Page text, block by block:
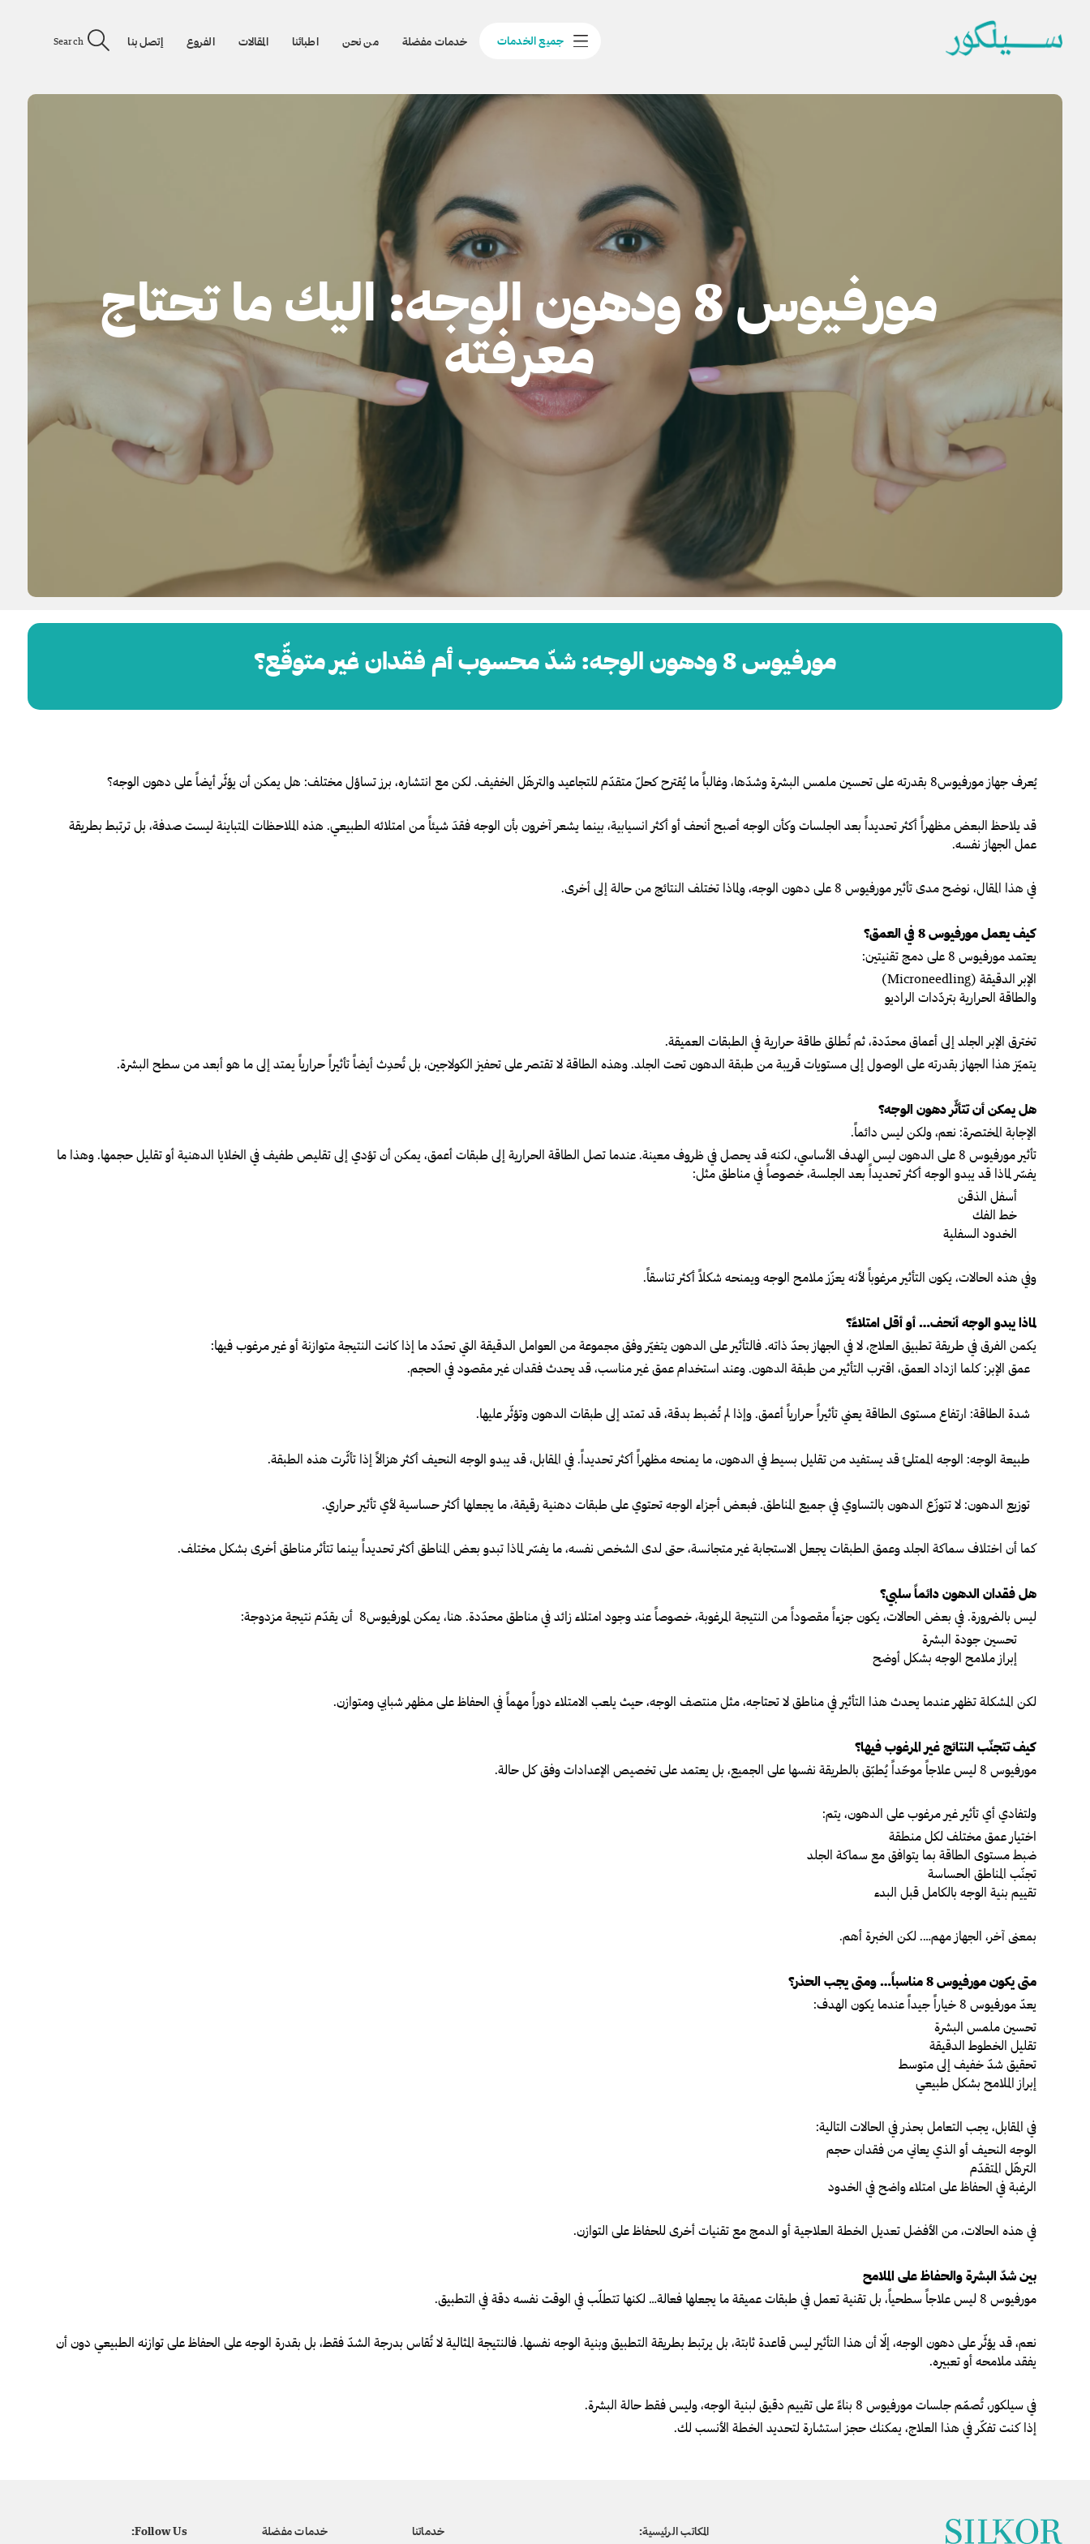
جميع الخدمات خدمات مفضلة من نحن اطبائنا المقالات الفروع إتصل بنا Search
مورفيوس 8 ودهون الوجه: اليك ما تحتاج
معرفته
مورفيوس 8 ودهون الوجه: شدّ محسوب أم فقدان غير متوقّع؟
يُعرف جهاز مورفيوس8 بقدرته على تحسين ملمس البشرة وشدّها، وغالباً ما يُقترح كحلّ متقدّم للتجاعيد والترهّل الخفيف. لكن مع انتشاره، برز تساؤل مختلف: هل يمكن أن يؤثّر أيضاً على دهون الوجه؟
قد يلاحظ البعض مظهراً أكثر تحديداً بعد الجلسات وكأن الوجه أصبح أنحف أو أكثر انسيابية، بينما يشعر آخرون بأن الوجه فقدَ شيئاً من امتلائه الطبيعي. هذه الملاحظات المتباينة ليست صدفة، بل ترتبط بطريقة
عمل الجهاز نفسه.
في هذا المقال، نوضح مدى تأثير مورفيوس 8 على دهون الوجه، ولماذا تختلف النتائج من حالة إلى أخرى.
كيف يعمل مورفيوس 8 في العمق؟
يعتمد مورفيوس 8 على دمج تقنيتين:
الإبر الدقيقة (Microneedling)
والطاقة الحرارية بتردّدات الراديو
تخترق الإبر الجلد إلى أعماق محدّدة، ثم تُطلق طاقة حرارية في الطبقات العميقة.
يتميّز هذا الجهاز بقدرته على الوصول إلى مستويات قريبة من طبقة الدهون تحت الجلد. وهذه الطاقة لا تقتصر على تحفيز الكولاجين، بل تُحدِث أيضاً تأثيراً حرارياً يمتد إلى ما هو أبعد من سطح البشرة.
هل يمكن أن تتأثّر دهون الوجه؟
الإجابة المختصرة: نعم، ولكن ليس دائماً.
تأثير مورفيوس 8 على الدهون ليس الهدف الأساسي، لكنه قد يحصل في ظروف معينة. عندما تصل الطاقة الحرارية إلى طبقات أعمق، يمكن أن تؤدي إلى تقليص طفيف في الخلايا الدهنية أو تقليل حجمها. وهذا ما
يفسّر لماذا قد يبدو الوجه أكثر تحديداً بعد الجلسة، خصوصاً في مناطق مثل:
أسفل الذقن
خط الفك
الخدود السفلية
وفي هذه الحالات، يكون التأثير مرغوباً لأنه يعزّز ملامح الوجه ويمنحه شكلاً أكثر تناسقاً.
لماذا يبدو الوجه أنحف… أو أقل امتلاءً؟
يكمن الفرق في طريقة تطبيق العلاج، لا في الجهاز بحدّ ذاته. فالتأثير على الدهون يتغيّر وفق مجموعة من العوامل الدقيقة التي تحدّد ما إذا كانت النتيجة متوازنة أو غير مرغوب فيها:
عمق الإبر:كلما ازداد العمق، اقترب التأثير من طبقة الدهون. وعند استخدام عمق غير مناسب، قد يحدث فقدان غير مقصود في الحجم.
شدة الطاقة: ارتفاع مستوى الطاقة يعني تأثيراً حرارياً أعمق. وإذا لم تُضبط بدقة، قد تمتد إلى طبقات الدهون وتؤثّر عليها.
طبيعة الوجه: الوجه الممتلئ قد يستفيد من تقليل بسيط في الدهون، ما يمنحه مظهراً أكثر تحديداً. في المقابل، قد يبدو الوجه النحيف أكثر هزالاً إذا تأثّرت هذه الطبقة.
توزيع الدهون: لا تتوزّع الدهون بالتساوي في جميع المناطق. فبعض أجزاء الوجه تحتوي على طبقات دهنية رقيقة، ما يجعلها أكثر حساسية لأي تأثير حراري.
كما أن اختلاف سماكة الجلد وعمق الطبقات يجعل الاستجابة غير متجانسة، حتى لدى الشخص نفسه، ما يفسّر لماذا تبدو بعض المناطق أكثر تحديداً بينما تتأثر مناطق أخرى بشكل مختلف.
هل فقدان الدهون دائماً سلبي؟
ليس بالضرورة. في بعض الحالات، يكون جزءاً مقصوداً من النتيجة المرغوبة، خصوصاً عند وجود امتلاء زائد في مناطق محدّدة. هنا، يمكن لمورفيوس8 أن يقدّم نتيجة مزدوجة:
تحسين جودة البشرة
إبراز ملامح الوجه بشكل أوضح
لكن المشكلة تظهر عندما يحدث هذا التأثير في مناطق لا تحتاجه، مثل منتصف الوجه، حيث يلعب الامتلاء دوراً مهماً في الحفاظ على مظهر شبابي ومتوازن.
كيف تتجنّب النتائج غير المرغوب فيها؟
مورفيوس 8 ليس علاجاً موحّداً يُطبّق بالطريقة نفسها على الجميع، بل يعتمد على تخصيص الإعدادات وفق كل حالة.
ولتفادي أي تأثير غير مرغوب على الدهون، يتم:
اختيار عمق مختلف لكل منطقة
ضبط مستوى الطاقة بما يتوافق مع سماكة الجلد
تجنّب المناطق الحساسة
تقييم بنية الوجه بالكامل قبل البدء
بمعنى آخر، الجهاز مهم…. لكن الخبرة أهم.
متى يكون مورفيوس 8 مناسباً… ومتى يجب الحذر؟
يعدّ مورفيوس 8 خياراً جيداً عندما يكون الهدف:
تحسين ملمس البشرة
تقليل الخطوط الدقيقة
تحقيق شدّ خفيف إلى متوسط
إبراز الملامح بشكل طبيعي
في المقابل، يجب التعامل بحذر في الحالات التالية:
الوجه النحيف أو الذي يعاني من فقدان حجم
الترهّل المتقدّم
الرغبة في الحفاظ على امتلاء واضح في الخدود
في هذه الحالات، من الأفضل تعديل الخطة العلاجية أو الدمج مع تقنيات أخرى للحفاظ على التوازن.
بين شدّ البشرة والحفاظ على الملامح
مورفيوس 8 ليس علاجاً سطحياً، بل تقنية تعمل في طبقات عميقة ما يجعلها فعالة… لكنها تتطلّب في الوقت نفسه دقة في التطبيق.
نعم، قد يؤثّر على دهون الوجه، إلّا أن هذا التأثير ليس قاعدة ثابتة، بل يرتبط بطريقة التطبيق وبنية الوجه نفسها. فالنتيجة المثالية لا تُقاس بدرجة الشدّ فقط، بل بقدرة الوجه على الحفاظ على توازنه الطبيعي دون أن
يفقد ملامحه أو تعبيره.
في سيلكور، تُصمّم جلسات مورفيوس 8 بناءً على تقييم دقيق لبنية الوجه، وليس فقط حالة البشرة.
إذا كنت تفكّر في هذا العلاج، يمكنك حجز استشارة لتحديد الخطة الأنسب لك.
المكاتب الرئيسية: خدماتنا خدمات مفضلة Follow Us: